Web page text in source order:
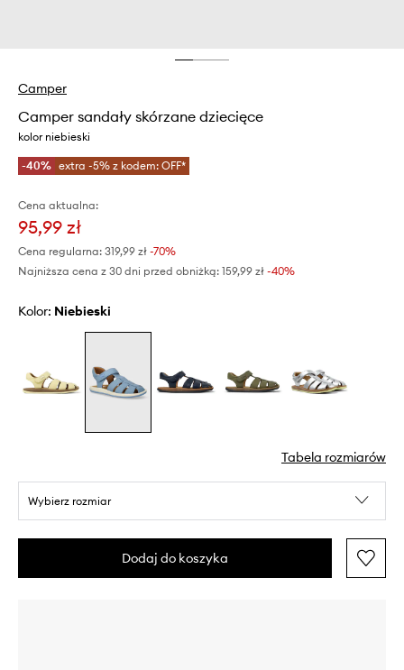
Camper
Camper sandały skórzane dziecięce
kolor niebieski
-40% extra -5% z kodem: OFF*
Cena aktualna:
95,99 zł
Cena regularna: 319,99 zł -70%
Najniższa cena z 30 dni przed obniżką: 159,99 zł -40%
Kolor: niebieski
Tabela rozmiarów
Wybierz rozmiar
Dodaj do koszyka